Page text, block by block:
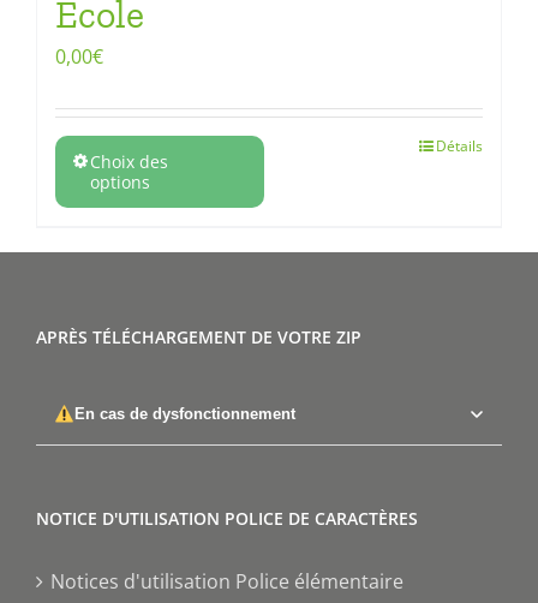
Ecole
0,00€
Choix des
options
Détails
APRÈS TÉLÉCHARGEMENT DE VOTRE ZIP
En cas de dysfonctionnement
NOTICE D'UTILISATION POLICE DE CARACTÈRES
Notices d'utilisation Police élémentaire